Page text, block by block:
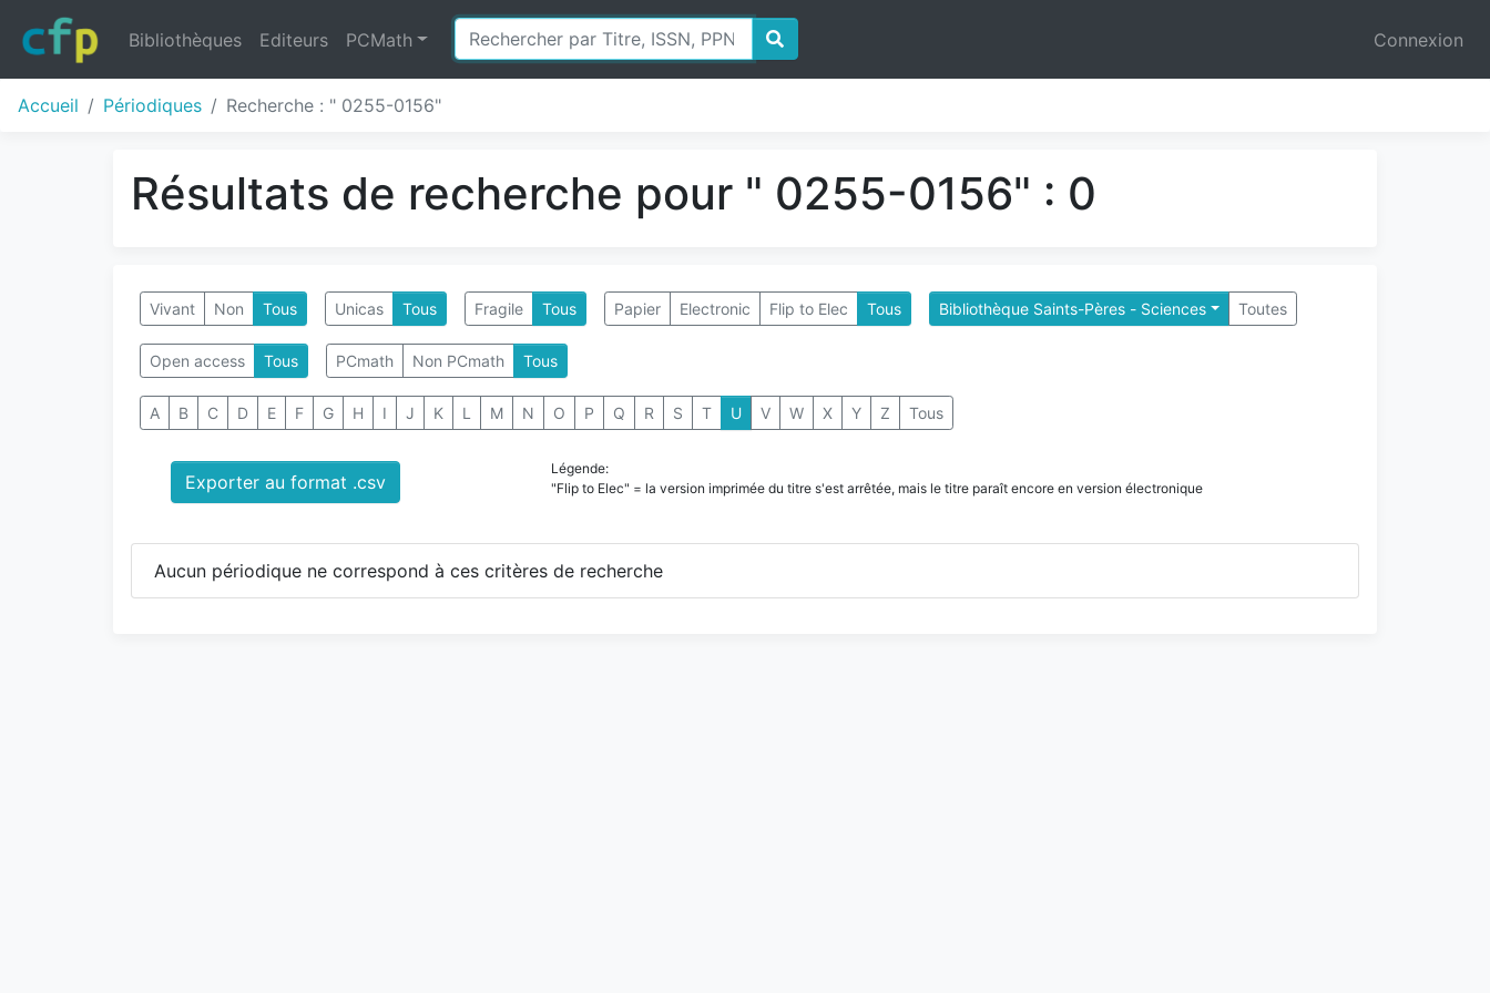
Bibliothèques Editeurs PCMath Connexion
Accueil Périodiques Recherche : " 0255-0156"
Résultats de recherche pour " 0255-0156" : 0
Vivant Non Tous Unicas Tous Fragile Tous Papier Electronic Flip to Elec Tous Bibliothèque Saints-Pères - Sciences Toutes
Open access Tous PCmath Non PCmath Tous
A B C D E F G H I J K L M N O P Q R S T U V W X Y Z Tous
Exporter au format .csv
Légende:
"Flip to Elec" = la version imprimée du titre s'est arrêtée, mais le titre paraît encore en version électronique
Aucun périodique ne correspond à ces critères de recherche